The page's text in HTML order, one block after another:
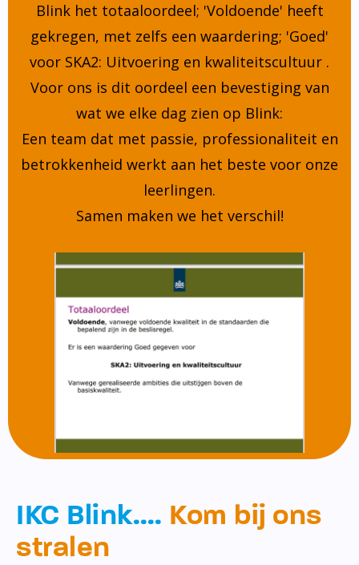
Blink het totaaloordeel; 'Voldoende' heeft
gekregen, met zelfs een waardering; 'Goed'
voor SKA2: Uitvoering en kwaliteitscultuur .
Voor ons is dit oordeel een bevestiging van
wat we elke dag zien op Blink:
Een team dat met passie, professionaliteit en
betrokkenheid werkt aan het beste voor onze
leerlingen.
Samen maken we het verschil!
IKC Blink…. Kom bij ons
stralen